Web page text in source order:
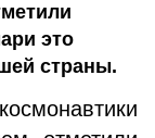
это
страны.